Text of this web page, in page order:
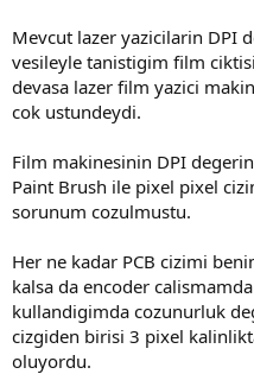
Mevcut lazer yazicilarin DPI
vesileyle tanistigim film
devasa lazer film yazici
cok ustundeydi.
Film makinesinin DPI
Paint Brush ile pixel pixel
sorunum cozulmustu.
Her ne kadar PCB cizimi
kalsa da encoder
kullandigimda cozunurluk
cizgiden birisi 3 pixel
oluyordu.